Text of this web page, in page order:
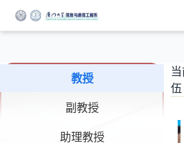
向深蓝 | 水声通信与
息技术教育部重点实
开第二届学术委员会
展风采—信息与通信
举办2026届本科优秀
信息学院召开工程教育
近期，学院通信工程专业和软件
将接受教育部工程认证。为进一
想认识、明确责任目标，做好工程
证培训，5月25日下午，信息学
教授
副教授
助理教授
伍